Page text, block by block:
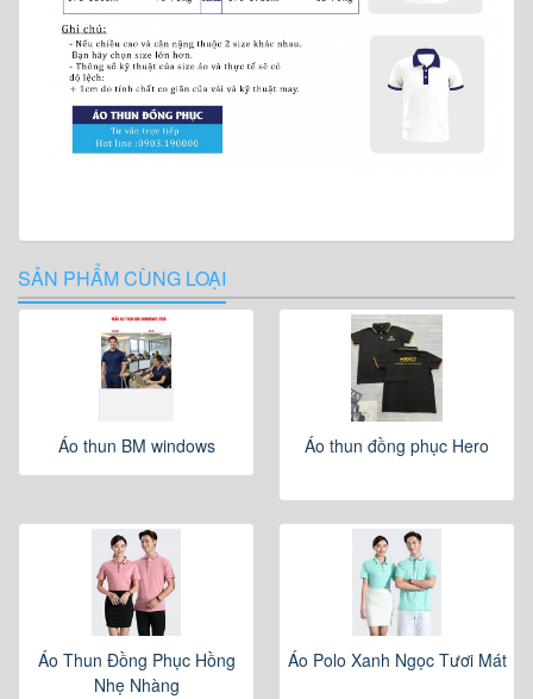
SẢN PHẨM CÙNG LOẠI
Áo thun BM windows Áo thun đồng phục Hero
Áo Thun Đồng Phục Hồng
Nhẹ Nhàng
Áo Polo Xanh Ngọc Tươi Mát